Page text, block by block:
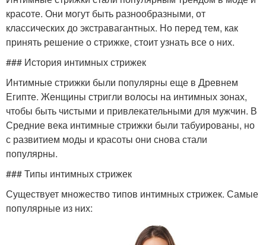
красоте. Они могут быть разнообразными, от
классических до экстравагантных. Но перед тем, как
принять решение о стрижке, стоит узнать все о них.
### История интимных стрижек
Интимные стрижки были популярны еще в Древнем
Египте. Женщины стригли волосы на интимных зонах,
чтобы быть чистыми и привлекательными для мужчин. В
Средние века интимные стрижки были табуированы, но
с развитием моды и красоты они снова стали
популярны.
### Типы интимных стрижек
Существует множество типов интимных стрижек. Самые
популярные из них: